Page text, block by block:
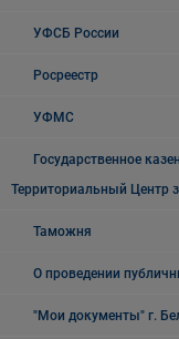
УФСБ России
Росреестр
УФМС
Государственное
Территориальный Центр
Таможня
О проведении
"Мои документы" г.